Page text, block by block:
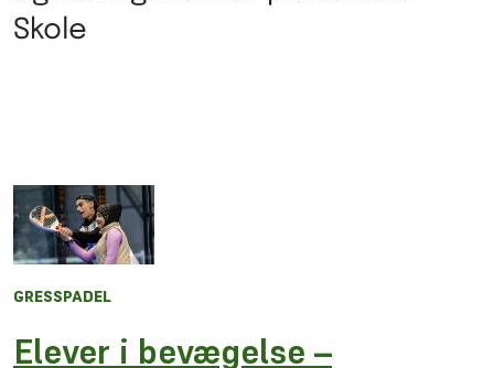
Skole
GRESSPADEL
Elever i bevægelse –